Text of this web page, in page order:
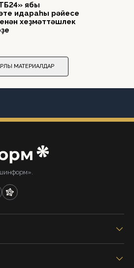
ябыҡ
идараһы рәйесе
хеҙмәттәшлек
МАТЕРИАЛДАР